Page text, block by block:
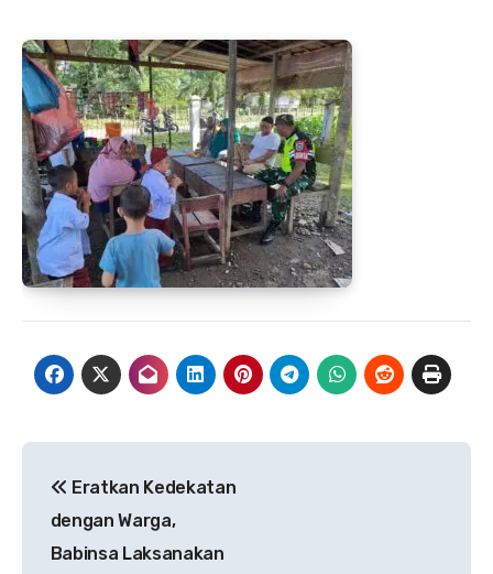
pos
Eratkan Kedekatan
dengan Warga,
Babinsa Laksanakan